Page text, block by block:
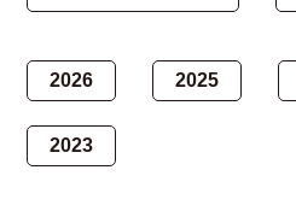
2026 2025
2023